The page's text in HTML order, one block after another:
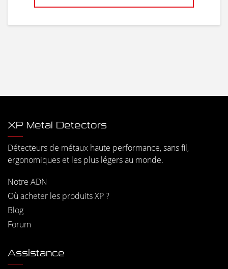
XP Metal Detectors
Détecteurs de métaux haute performance, sans fil,
ergonomiques et les plus légers au monde.
Notre ADN
Où acheter les produits XP ?
Blog
Forum
Assistance